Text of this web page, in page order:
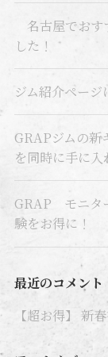
名古屋でおす
した！
ジム紹介ページ
GRAPジムの新
を同時に手に入
GRAP モニタ
験をお得に！
最近のコメント
【超お得】 新